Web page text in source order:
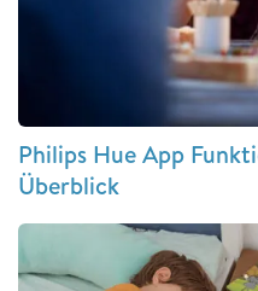
Philips Hue App
Überblick